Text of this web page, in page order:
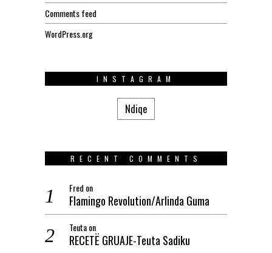
Comments feed
WordPress.org
INSTAGRAM
Ndiqe
RECENT COMMENTS
Fred on
Flamingo Revolution/Arlinda Guma
Teutaon
RECETË GRUAJE-Teuta Sadiku